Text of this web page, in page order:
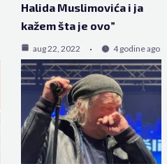
Halida Muslimovića i ja
kažem šta je ovo”
aug 22, 2022 4 godine ago